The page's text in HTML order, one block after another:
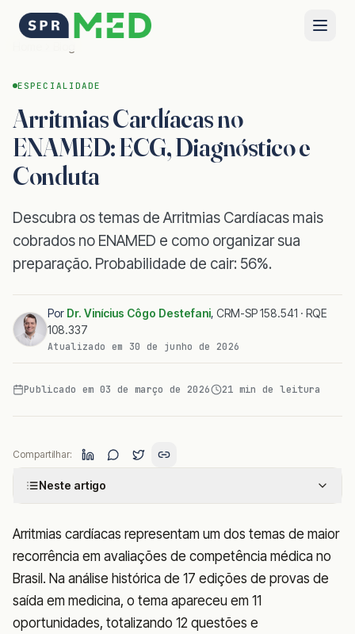
ESPECIALIDADE
Arritmias Cardíacas no
ENAMED: ECG, Diagnóstico e
Conduta
Descubra os temas de Arritmias Cardíacas mais
cobrados no ENAMED e como organizar sua
preparação. Probabilidade de cair: 56%.
Por Dr. Vinícius Côgo Destefani, CRM-SP 158.541 · RQE
108.337
Atualizado em 30 de junho de 2026
Publicado em 03 de março de 2026 21 min de leitura
Compartilhar:
Neste artigo
Arritmias cardíacas representam um dos temas de maior
recorrência em avaliações de competência médica no
Brasil. Na análise histórica de 17 edições de provas de
saída em medicina, o tema apareceu em 11
oportunidades, totalizando 12 questões e